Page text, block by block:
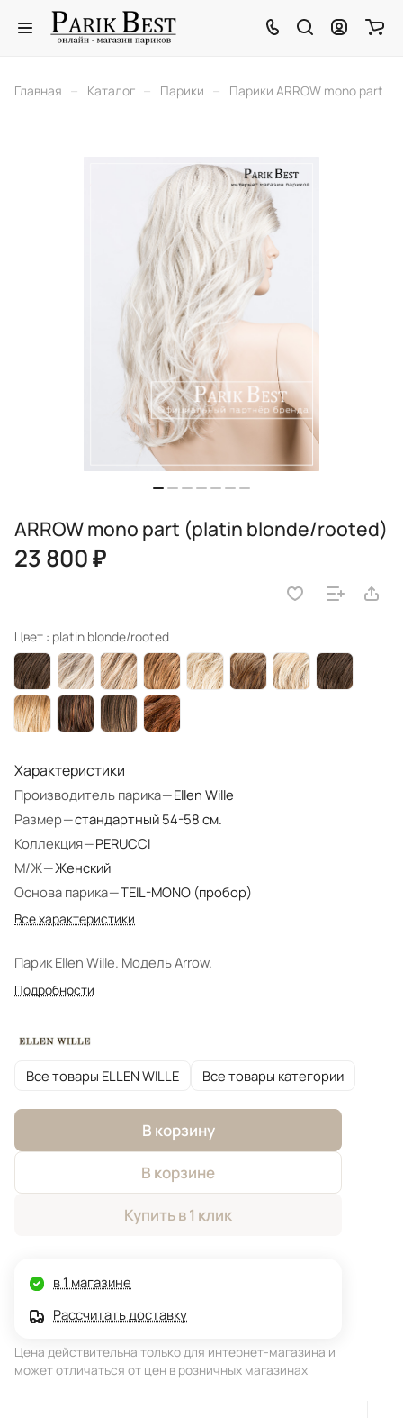
Главная – Каталог – Парики – Парики ARROW mono part
ARROW mono part (platin blonde/rooted)
23 800 ₽
Цвет : platin blonde/rooted
Характеристики
Производитель парика—Ellen Wille
Размер—стандартный 54-58 см.
Коллекция—PERUCCI
М/Ж—Женский
Основа парика—TEIL-MONO (пробор)
Все характеристики
Парик Ellen Wille. Модель Arrow.
Подробности
Все товары ELLEN WILLE Все товары категории
В корзину
В корзине
Купить в 1 клик
в 1 магазине
Рассчитать доставку
Цена действительна только для интернет-магазина и
может отличаться от цен в розничных магазинах